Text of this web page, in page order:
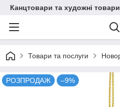
Канцтовари та художні
Товари та послуги
РОЗПРОДАЖ –9%